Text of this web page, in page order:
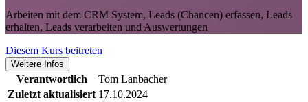
Arbeiten mit dem CRM System, Leads (Chancen) erfassen, Leads
erhalten, Leads verarbeiten und Auswertungen
Diesem Kurs beitreten
Weitere Infos
Verantwortlich
Tom Lanbacher
Zuletzt aktualisiert 17.10.2024